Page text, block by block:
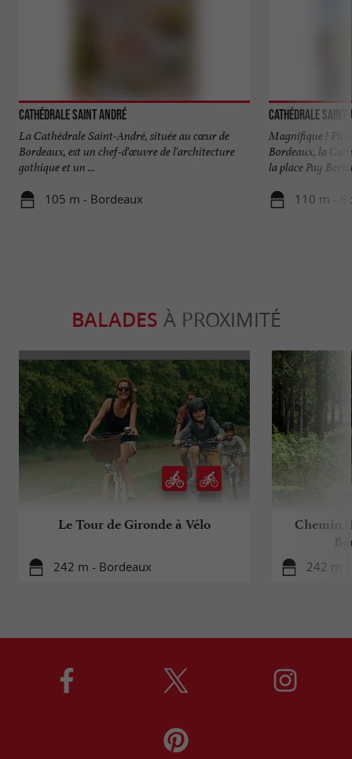
Cathédrale Saint André
La Cathédrale Saint-André, située au cœur de
Bordeaux, est un chef-d'œuvre de l'architecture
gothique et un ...
105 m - Bordeaux
Cathédrale
Magnifique !
Bordeaux, la
la place Pay
110 m -
BALADES À PROXIMITÉ
Le Tour de Gironde à Vélo
242 m - Bordeaux
Chemin
242 m -